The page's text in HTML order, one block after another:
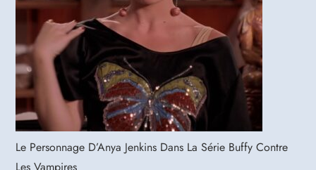
Le Personnage D’Anya Jenkins Dans La Série Buffy Contre